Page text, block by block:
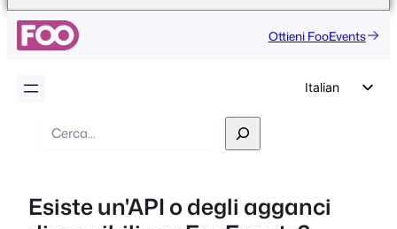
Ottieni FooEvents
Italian
Spanish
Ricerca
Esiste un'API o degli agganci